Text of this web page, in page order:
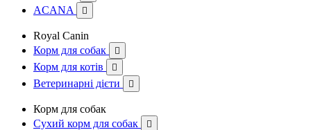
ACANA 
Royal Canin
Корм для собак

Корм для котів 
Ветеринарні дієти 
Корм для собак
Сухий корм для собак
